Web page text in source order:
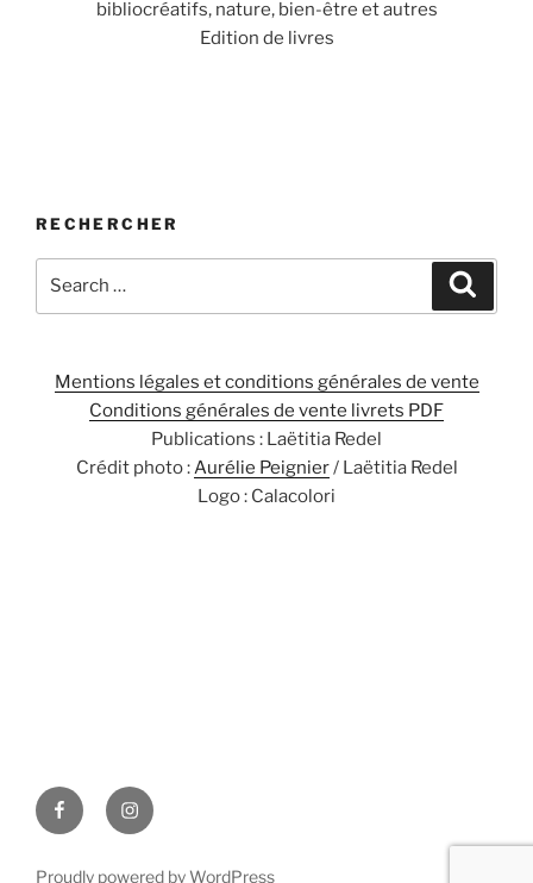
bibliocréatifs, nature, bien-être et autres
Edition de livres
RECHERCHER
Mentions légales et conditions générales de vente
Conditions générales de vente livrets PDF
Publications : Laëtitia Redel
Crédit photo : Aurélie Peignier/ Laëtitia Redel
Logo : Calacolori
Proudly powered by WordPress